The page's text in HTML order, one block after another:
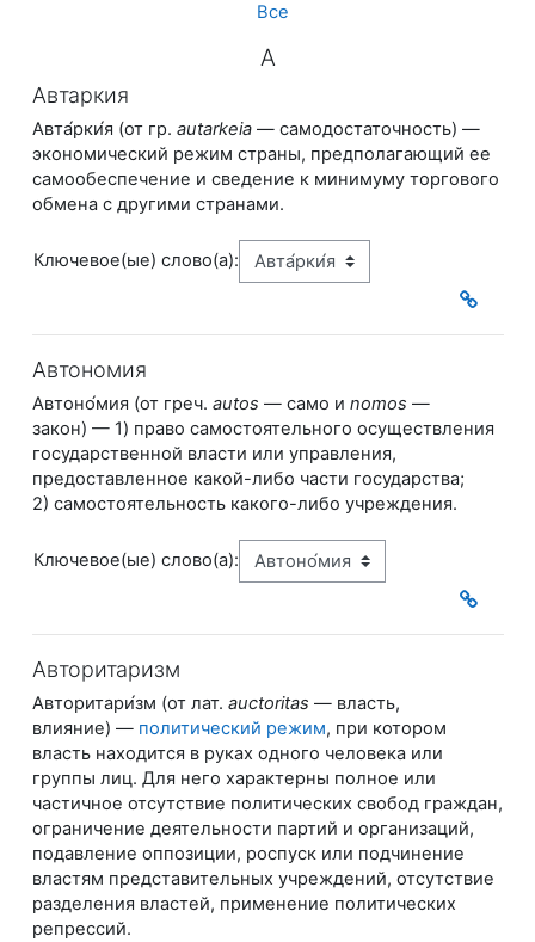
Все
А
Автаркия
Авта́рки́я (от гр. autarkeia — ​самодостаточность) —
экономический режим страны, предполагающий ее
самообеспечение и сведение к минимуму торгового
обмена с другими странами.
Ключевое(ые) слово(а):
Автономия
Автоно́мия (от греч. autos — ​само и nomos — ​
закон) — 1) право самостоятельного осуществления
государственной власти или управления,
предоставленное какой-либо части государства;
2) самостоятельность какого-либо учреждения.
Ключевое(ые) слово(а):
Авторитаризм
Авторитари́зм (от лат. auctoritas — власть,
влияние) — политический режим, при котором
власть находится в руках одного человека или
группы лиц. Для него характерны полное или
частичное отсутствие политических свобод граждан,
ограничение деятельности партий и организаций,
подавление оппозиции, роспуск или подчинение
властям представительных учреждений, отсутствие
разделения властей, применение политических
репрессий.